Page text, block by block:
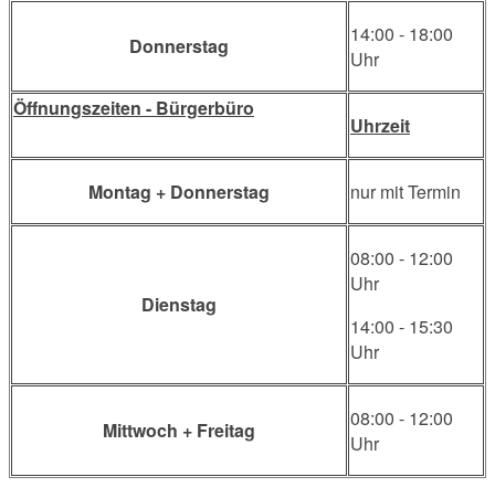
Donnerstag
14:00 - 18:00
Uhr
Öffnungszeiten - Bürgerbüro
Uhrzeit
Montag + Donnerstag nur mit Termin
Dienstag
08:00 - 12:00
Uhr
14:00 - 15:30
Uhr
Mittwoch + Freitag
08:00 - 12:00
Uhr